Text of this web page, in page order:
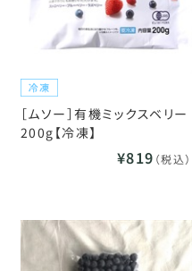
［ムソー］有機ミックスベリー
200g【冷凍】
¥819 （税込）